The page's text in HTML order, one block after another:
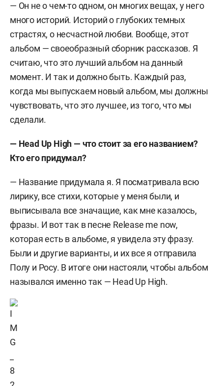
— Он не о чем-то одном, он многих вещах, у него
много историй. Историй о глубоких темных
страстях, о несчастной любви. Вообще, этот
альбом — своеобразный сборник рассказов. Я
считаю, что это лучший альбом на данный
момент. И так и должно быть. Каждый раз,
когда мы выпускаем новый альбом, мы должны
чувствовать, что это лучшее, из того, что мы
сделали.
— Head Up High — что стоит за его названием?
Кто его придумал?
— Название придумала я. Я посматривала всю
лирику, все стихи, которые у меня были, и
выписывала все значащие, как мне казалось,
фразы. И вот так в песне Release me now,
которая есть в альбоме, я увидела эту фразу.
Были и другие варианты, и их все я отправила
Полу и Росу. В итоге они настояли, чтобы альбом
назывался именно так — Head Up High.